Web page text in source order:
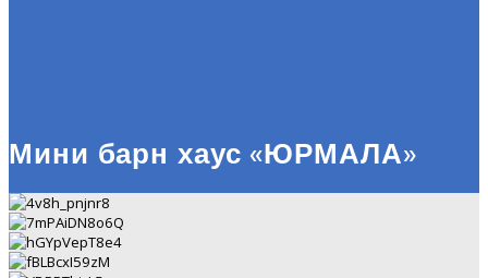
Мини барн хаус «ЮРМАЛА»